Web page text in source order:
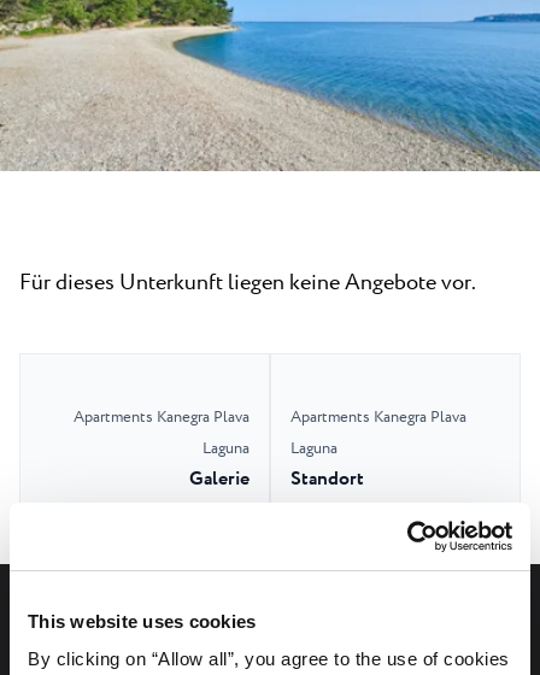
This website uses cookies
By clicking on “Allow all”, you agree to the use of cookies
Strände
Plava Laguna Sport
Aktivurlaub
Marinas
Neu
Kontakt
Für dieses Unterkunft liegen keine Angebote vor.
Apartments Kanegra Plava
Laguna
Galerie
Apartments Kanegra Plava
Laguna
Standort